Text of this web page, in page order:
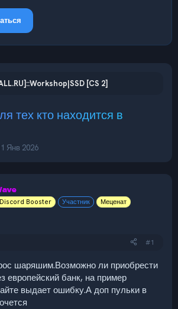
[CS 2]
тех кто находится в
Янв 2026
Discord Booster Участник Меценат
#1
шаряшим.Возможно ли приобрести
европейский банк, на пример
выдает ошибку.А доп пульки в